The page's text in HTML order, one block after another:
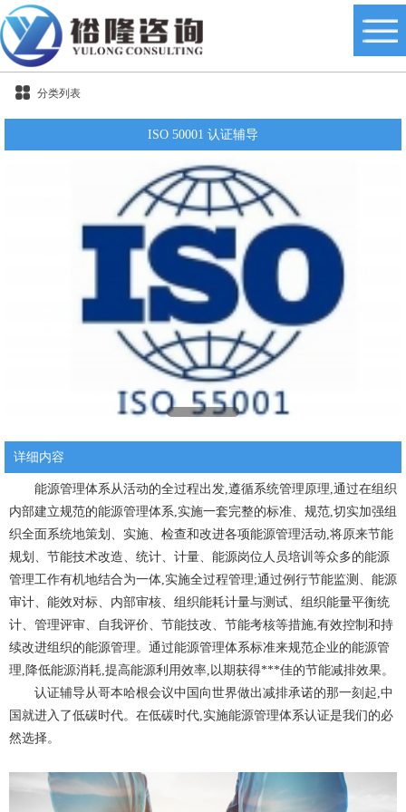
分类列表
ISO 50001 认证辅导
详细内容
能源管理体系从活动的全过程出发,遵循系统管理原理,通过在组织
内部建立规范的能源管理体系,实施一套完整的标准、规范,切实加强组
织全面系统地策划、实施、检查和改进各项能源管理活动,将原来节能
规划、节能技术改造、统计、计量、能源岗位人员培训等众多的能源
管理工作有机地结合为一体,实施全过程管理;通过例行节能监测、能源
审计、能效对标、内部审核、组织能耗计量与测试、组织能量平衡统
计、管理评审、自我评价、节能技改、节能考核等措施,有效控制和持
续改进组织的能源管理。通过能源管理体系标准来规范企业的能源管
理,降低能源消耗,提高能源利用效率,以期获得***佳的节能减排效果。
认证辅导从哥本哈根会议中国向世界做出减排承诺的那一刻起,中
国就进入了低碳时代。在低碳时代,实施能源管理体系认证是我们的必
然选择。